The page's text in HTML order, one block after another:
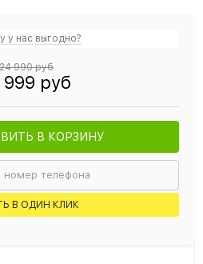
у нас выгодно?
990 руб
руб
В КОРЗИНУ
В ОДИН КЛИК